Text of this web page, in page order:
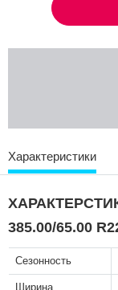
Характеристики
385.00/65.00
Сезонность
Ширина